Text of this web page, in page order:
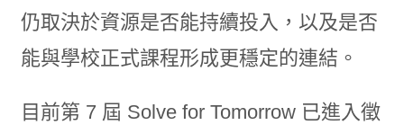
仍取決於資源是否能持續投入，以及是否
能與學校正式課程形成更穩定的連結。
目前第 7 屆 Solve for Tomorrow 已進入徵